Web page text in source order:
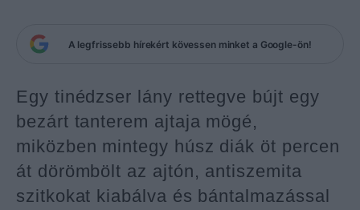
A legfrissebb hírekért kövessen minket a Google-ön!
Egy tinédzser lány rettegve bújt egy
bezárt tanterem ajtaja mögé,
miközben mintegy húsz diák öt percen
át dörömbölt az ajtón, antiszemita
szitkokat kiabálva és bántalmazással